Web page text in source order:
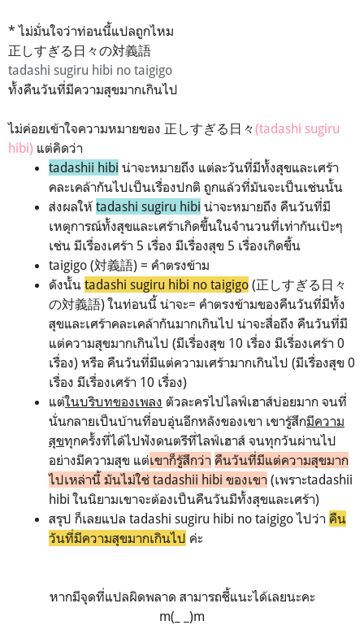
* ไม่มั่นใจว่าท่อนนี้แปลถูกไหม
正しすぎる日々の対義語
tadashi sugiru hibi no taigigo
ทั้งคืนวันที่มีความสุขมากเกินไป
ไม่ค่อยเข้าใจความหมายของ 正しすぎる日々(tadashi sugiru
hibi) แต่คิดว่า
tadashii hibi น่าจะหมายถึง แต่ละวันที่มีทั้งสุขและเศร้า
คละเคล้ากันไปเป็นเรื่องปกติ ถูกแล้วที่มันจะเป็นเช่นนั้น
ส่งผลให้ tadashi sugiru hibi น่าจะหมายถึง คืนวันที่มี
เหตุการณ์ทั้งสุขและเศร้าเกิดขึ้นในจำนวนที่เท่ากันเป๊ะๆ
เช่น มีเรื่องเศร้า 5 เรื่อง มีเรื่องสุข 5 เรื่องเกิดขึ้น
taigigo (対義語) = คำตรงข้าม
ดังนั้น tadashi sugiru hibi no taigigo (正しすぎる日々
の対義語) ในท่อนนี้ น่าจะ= คำตรงข้ามของคืนวันที่มีทั้ง
สุขและเศร้าคละเคล้ากันมากเกินไป น่าจะสื่อถึง คืนวันที่มี
แต่ความสุขมากเกินไป (มีเรื่องสุข 10 เรื่อง มีเรื่องเศร้า 0
เรื่อง) หรือ คืนวันที่มีแต่ความเศร้ามากเกินไป (มีเรื่องสุข 0
เรื่อง มีเรื่องเศร้า 10 เรื่อง)
แต่ในบริบทของเพลง ตัวละครไปไลฟ์เฮาส์บ่อยมาก จนที่
นั่นกลายเป็นบ้านที่อบอุ่นอีกหลังของเขา เขารู้สึกมีความ
สุขทุกครั้งที่ได้ไปฟังดนตรีที่ไลฟ์เฮาส์ จนทุกวันผ่านไป
อย่างมีความสุข แต่เขาก็รู้สึกว่า คืนวันที่มีแต่ความสุขมาก
ไปเหล่านี้ มันไม่ใช่ tadashii hibi ของเขา (เพราะtadashii
hibi ในนิยามเขาจะต้องเป็นคืนวันมีทั้งสุขและเศร้า)
สรุป ก็เลยแปล tadashi sugiru hibi no taigigo ไปว่า คืน
วันที่มีความสุขมากเกินไป ค่ะ
หากมีจุดที่แปลผิดพลาด สามารถชี้แนะได้เลยนะคะ
m(_ _)m